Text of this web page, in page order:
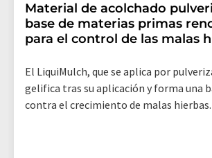
Material de acolchado
base de materias primas
para el control de las malas
El LiquiMulch, que se aplica por
gelifica tras su aplicación y forma una
contra el crecimiento de malas hierbas.